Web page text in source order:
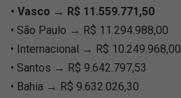
• Vasco → R$ 11.559.771,50
• São Paulo → R$ 11.294.988,00
• Internacional → R$ 10.249.968,00
• Santos → R$ 9.642.797,53
• Bahia → R$ 9.632.026,30